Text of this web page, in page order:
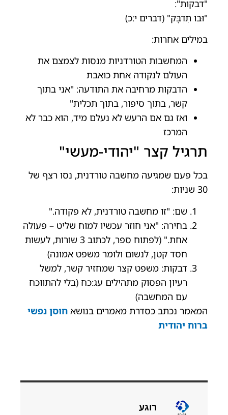
"דבקות":
"וּבוֹ תִדְבָּק" (דברים י:כ)
במילים אחרות:
המחשבות הטורדניות מנסות לצמצם את
העולם לנקודה אחת כואבת
הדבקות מרחיבה את התודעה: "אני בתוך
קשר, בתוך סיפור, בתוך תכלית"
ואז גם אם הרעש לא נעלם מיד, הוא כבר לא
המרכז
תרגיל קצר "יהודי-מעשי"
בכל פעם שמגיעה מחשבה טורדנית, נסו רצף של
30 שניות:
שם: "זו מחשבה טורדנית, לא פקודה."
בחירה: "אני חוזר עכשיו למוח שליט – פעולה
אחת." (לפתוח ספר, לכתוב 3 שורות, לעשות
חסד קטן, לנשום ולומר משפט אמונה)
דבקות: משפט קצר שמחזיר קשר, למשל
רעיון הפסוק מתהילים עג:כח (בלי להתווכח
עם המחשבה)
המאמר נכתב כסדרת מאמרים בנושא חוסן נפשי
ברוח יהודית
רוגע